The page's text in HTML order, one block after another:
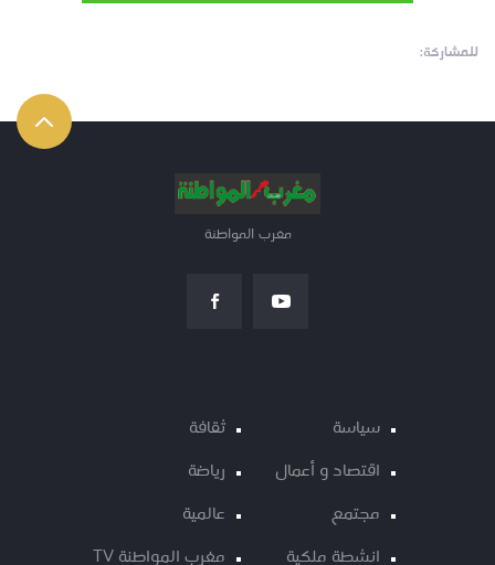
للمشاركة:
مغرب المواطنة
سياسة
اقتصاد و أعمال
مجتمع
انشطة ملكية
ثقافة
رياضة
عالمية
مغرب المواطنة TV